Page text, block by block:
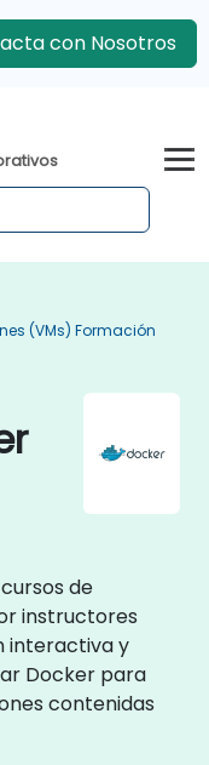
con Nosotros
(VMs) Formación
de
instructores
interactiva y
Docker para
contenidas